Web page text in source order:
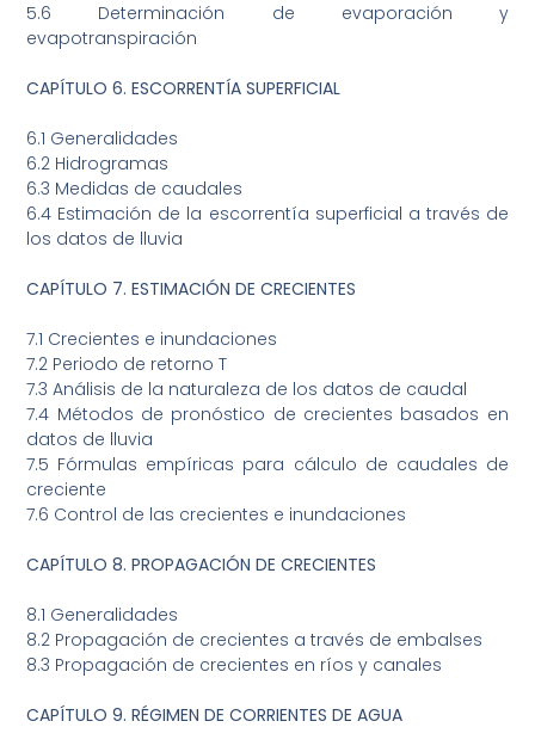
5.6 Determinación de evaporación y
evapotranspiración
CAPÍTULO 6. ESCORRENTÍA SUPERFICIAL
6.1 Generalidades
6.2 Hidrogramas
6.3 Medidas de caudales
6.4 Estimación de la escorrentía superficial a través de
los datos de lluvia
CAPÍTULO 7. ESTIMACIÓN DE CRECIENTES
7.1 Crecientes e inundaciones
7.2 Periodo de retorno T
7.3 Análisis de la naturaleza de los datos de caudal
7.4 Métodos de pronóstico de crecientes basados en
datos de lluvia
7.5 Fórmulas empíricas para cálculo de caudales de
creciente
7.6 Control de las crecientes e inundaciones
CAPÍTULO 8. PROPAGACIÓN DE CRECIENTES
8.1 Generalidades
8.2 Propagación de crecientes a través de embalses
8.3 Propagación de crecientes en ríos y canales
CAPÍTULO 9. RÉGIMEN DE CORRIENTES DE AGUA